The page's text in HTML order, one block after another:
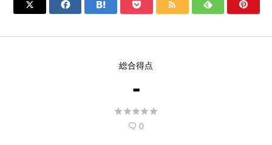
      
総合得点
-

 0